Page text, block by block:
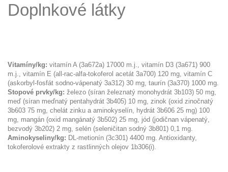
Doplnkové látky
Vitamíny/kg: vitamín A (3a672a) 17000 m.j., vitamín D3 (3a671) 900
m.j., vitamín E (all-rac-alfa-tokoferol acetát 3a700) 120 mg, vitamín C
(askorbyl-fosfát sodno-vápenatý 3a312) 30 mg, taurín (3a370) 1000 mg.
Stopové prvky/kg: železo (síran železnatý monohydrát 3b103) 50 mg,
meď (síran meďnatý pentahydrát 3b405) 10 mg, zinok (oxid zinočnatý
3b603 75 mg, chelát zinku a aminokyselín, hydrát 3b606 25 mg) 100
mg, mangán (oxid mangánatý 3b502) 25 mg, jód (jodičnan vápenatý,
bezvodý 3b202) 2 mg, selén (seleničitan sodný 3b801) 0,1 mg.
Aminokyseliny/kg: DL-metionín (3c301) 4400 mg. Antioxidanty,
tokoferolové extrakty z rastlinných olejov 1b306(i).